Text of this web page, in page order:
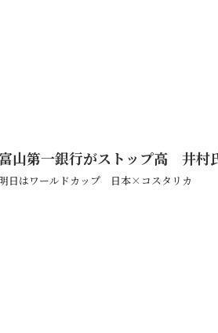
富山第一銀行がストップ高 井村
日はワールドカップ 日本×コスタリカ